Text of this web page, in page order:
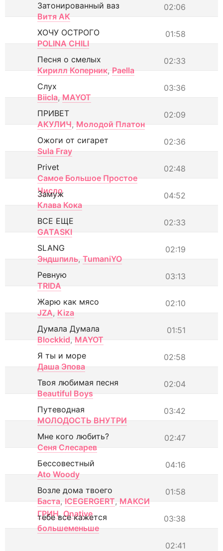
02:06
Затонированный ваз
Витя АК
01:58
ХОЧУ ОСТРОГО
POLINA CHILI
02:33
Песня о смелых
Кирилл Коперник, Paella
03:36
Слух
Biicla, MAYOT
02:09
ПРИВЕТ
АКУЛИЧ, Молодой Платон
02:36
Ожоги от сигарет
Sula Fray
02:48
Privet
Самое Большое Простое
Число
04:52
Замуж
Клава Кока
02:33
ВСЕ ЕЩЕ
GATASKI
02:19
SLANG
Эндшпиль, TumaniYO
03:13
Ревную
TRIDA
02:10
Жарю как мясо
JZA, Kiza
01:51
Думала Думала
Blockkid, MAYOT
02:58
Я ты и море
Даша Эпова
02:04
Твоя любимая песня
Beautiful Boys
03:42
Путеводная
МОЛОДОСТЬ ВНУТРИ
02:47
Мне кого любить?
Сеня Слесарев
04:16
Бессовестный
Ato Woody
01:58
Возле дома твоего
Баста, ICEGERGERT, МАКСИ
ГРИН, Onative 03:38
тебе все кажется
большеменьше
02:41